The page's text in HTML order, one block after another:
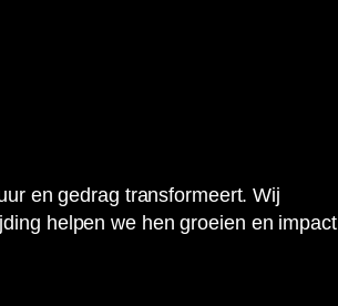
en gedrag transformeert. Wij
helpen we hen groeien en impact